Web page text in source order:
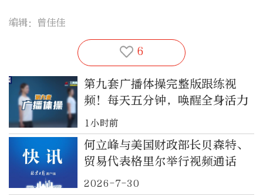
编辑：曾佳佳
6
第九套广播体操完整版跟练视
频！每天五分钟，唤醒全身活力
1小时前
何立峰与美国财政部长贝森特、
贸易代表格里尔举行视频通话
2026-7-30